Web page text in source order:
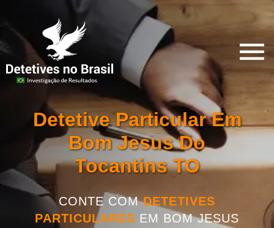
Detetive Particular Em
Bom Jesus Do
Tocantins TO
CONTE COMDETETIVES
PARTICULARES EM BOM JESUS